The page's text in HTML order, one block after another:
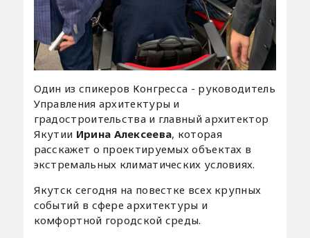
Один из спикеров Конгресса - руководитель
Управления архитектуры и
градостроительства и главный архитектор
Якутии Ирина Алексеева, которая
расскажет о проектируемых объектах в
экстремальных климатических условиях.
Якутск сегодня на повестке всех крупных
событий в сфере архитектуры и
комфортной городской среды.